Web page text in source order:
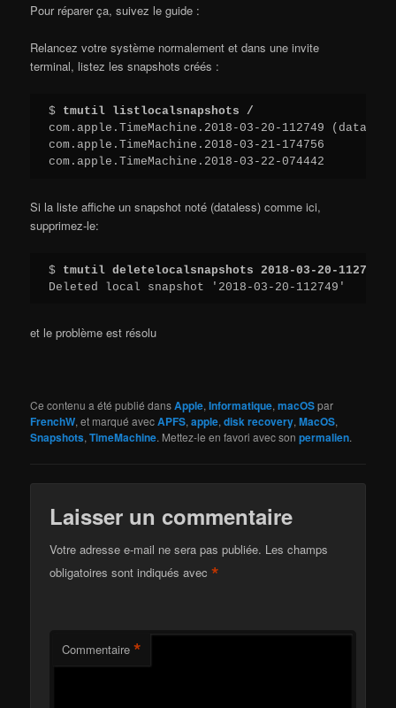
Pour réparer ça, suivez le guide :
Relancez votre système normalement et dans une invite
terminal, listez les snapshots créés :
$ tmutil listlocalsnapshots /
com.apple.TimeMachine.2018-03-20-112749
com.apple.TimeMachine.2018-03-21-174756
com.apple.TimeMachine.2018-03-22-074442
Si la liste affiche un snapshot noté (dataless) comme ici,
supprimez-le:
$ tmutil deletelocalsnapshots 2018-03-20-112749
Deleted local snapshot '2018-03-20-112749'
et le problème est résolu
Ce contenu a été publié dansApple,Informatique,macOSpar
FrenchW, et marqué avecAPFS,apple,disk recovery,MacOS,
Snapshots,TimeMachine. Mettez-le en favori avec sonpermalien.
Laisser un commentaire
Votre adresse e-mail ne sera pas publiée. Les champs
obligatoires sont indiqués avec*
Commentaire *